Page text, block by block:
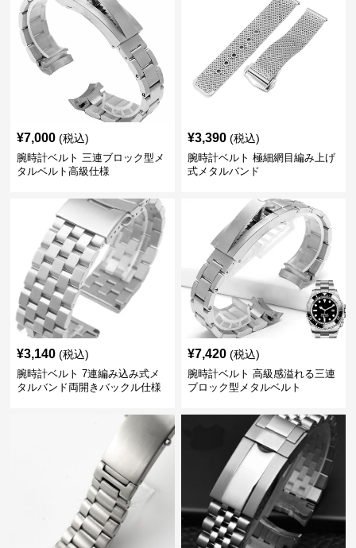
¥7,000 (税込)
腕時計ベルト 三連ブロック型メ
タルベルト高級仕様
¥3,390 (税込)
腕時計ベルト 極細網目編み上げ
式メタルバンド
¥3,140 (税込)
腕時計ベルト 7連編み込み式メ
タルバンド両開きバックル仕様
¥7,420 (税込)
腕時計ベルト 高級感溢れる三連
ブロック型メタルベルト